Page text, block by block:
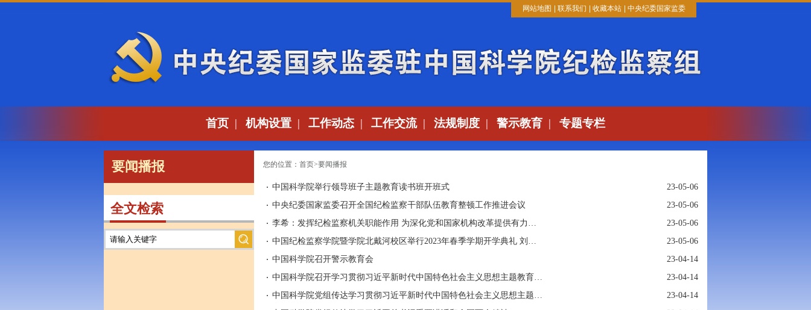
网站地图 联系我们 收藏本站 中央纪委国家监委
首页 | 机构设置 | 工作动态 | 工作交流| 法规制度 | 警示教育 | 专题专栏
要闻播报
全文检索
您的位置： 首页>要闻播报
中国科学院举行领导班子主题教育读书班开班式
23-05-06
中央纪委国家监委召开全国纪检监察干部队伍教育整顿工作推进会议
23-05-06
李希：发挥纪检监察机关职能作用 为深化党和国家机构改革提供有力保障
23-05-06
中国纪检监察学院暨学院北戴河校区举行2023年春季学期开学典礼 刘金国出...
23-05-06
中国科学院召开警示教育会
23-04-14
中国科学院召开学习贯彻习近平新时代中国特色社会主义思想主题教育动员大会
23-04-14
中国科学院党组传达学习贯彻习近平新时代中国特色社会主义思想主题教育工...
23-04-14